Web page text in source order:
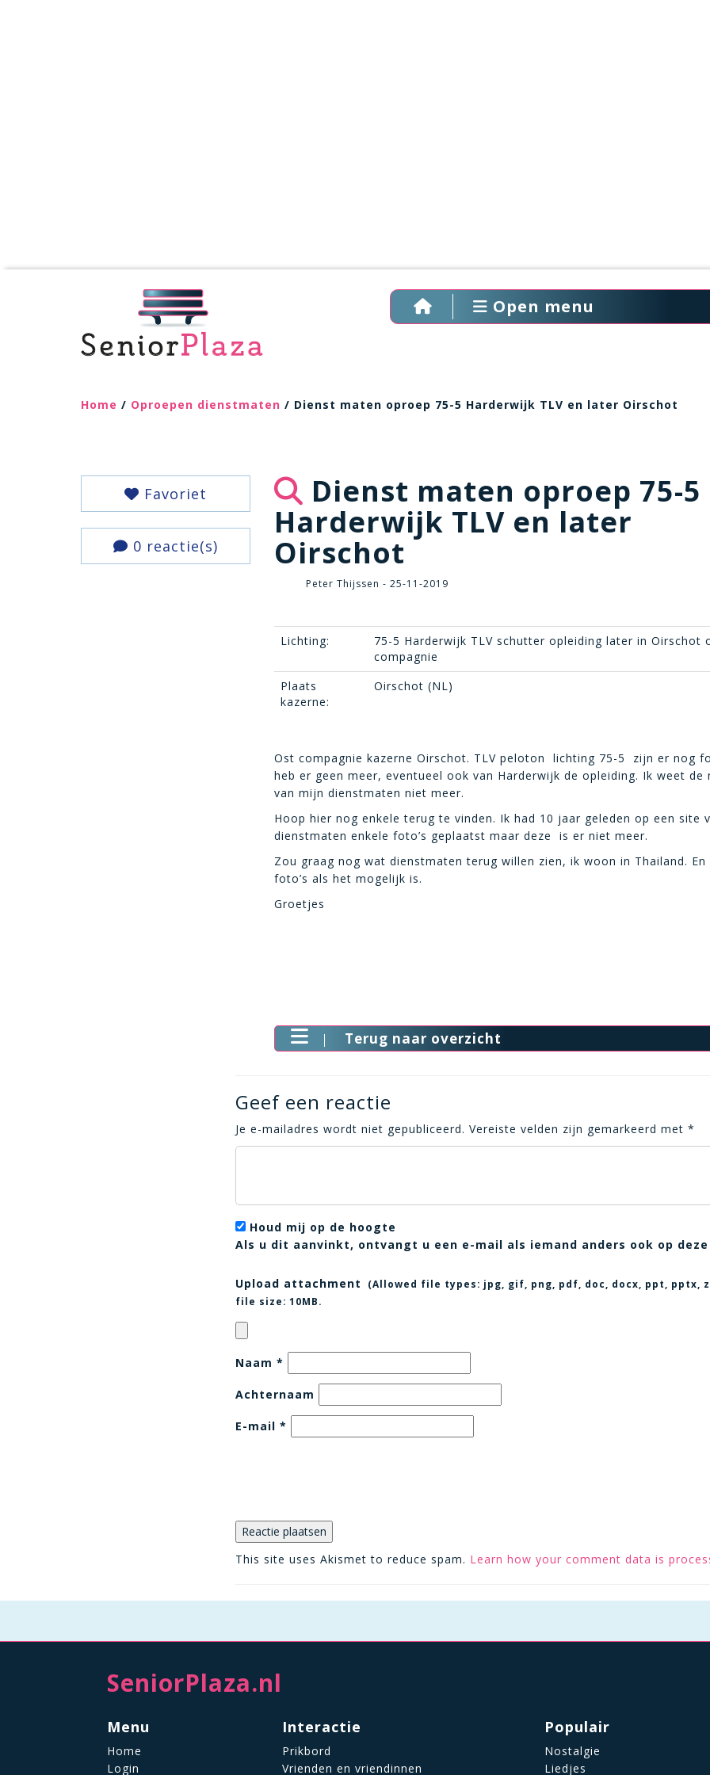
Open menu
Home / Oproepen dienstmaten / Dienst maten oproep 75-5 Harderwijk TLV en later Oirschot
Favoriet
0 reactie(s)
Dienst maten oproep 75-5
Harderwijk TLV en later
Oirschot
Peter Thijssen - 25-11-2019
Lichting:
75-5 Harderwijk TLV schutter opleiding later in Oirschot
compagnie
Plaats
kazerne:
Oirschot (NL)
Ost compagnie kazerne Oirschot. TLV peloton lichting 75-5 zijn er nog
heb er geen meer, eventueel ook van Harderwijk de opleiding. Ik weet de
van mijn dienstmaten niet meer.
Hoop hier nog enkele terug te vinden. Ik had 10 jaar geleden op een site
dienstmaten enkele foto’s geplaatst maar deze is er niet meer.
Zou graag nog wat dienstmaten terug willen zien, ik woon in Thailand. En
foto’s als het mogelijk is.
Groetjes
Terug naar overzicht
Geef een reactie
Je e-mailadres wordt niet gepubliceerd. Vereiste velden zijn gemarkeerd met *
Houd mij op de hoogte
Als u dit aanvinkt, ontvangt u een e-mail als iemand anders ook op
Upload attachment (Allowed file types: jpg, gif, png, pdf, doc, docx, ppt, pptx,
file size: 10MB.
Naam *
Achternaam
E-mail *
This site uses Akismet to reduce spam. Learn how your comment data is
SeniorPlaza.nl
Menu
Home
Login
Interactie
Prikbord
Vrienden en vriendinnen
Populair
Nostalgie
Liedjes